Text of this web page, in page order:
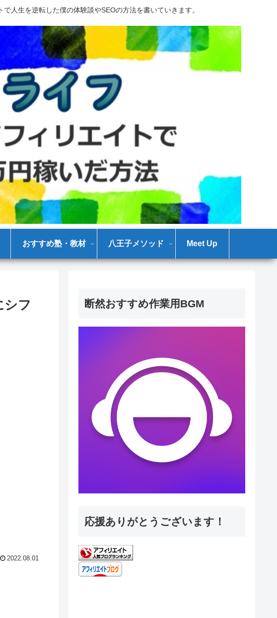
人生を逆転した僕の体験談やSEOの方法を書いていきます。
おすすめ塾・教材 八王子メソッド Meet Up
シフ
2022.08.01
断然おすすめ作業用BGM
応援ありがとうございます！